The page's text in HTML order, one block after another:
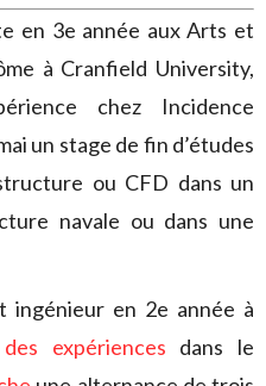
en 3e année aux Arts et
à Cranfield University,
chez Incidence
un stage de fin d’études
ou CFD dans un
navale ou dans une
ingénieur en 2e année à
des expériences dans le